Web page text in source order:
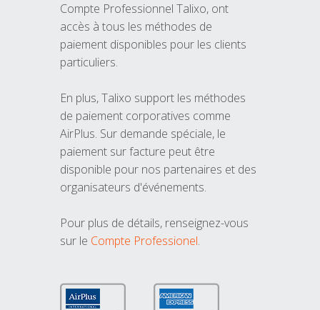
Compte Professionnel Talixo, ont
accès à tous les méthodes de
paiement disponibles pour les clients
particuliers.
En plus, Talixo support les méthodes
de paiement corporatives comme
AirPlus. Sur demande spéciale, le
paiement sur facture peut être
disponible pour nos partenaires et des
organisateurs d'événements.
Pour plus de détails, renseignez-vous
sur le Compte Professionel.